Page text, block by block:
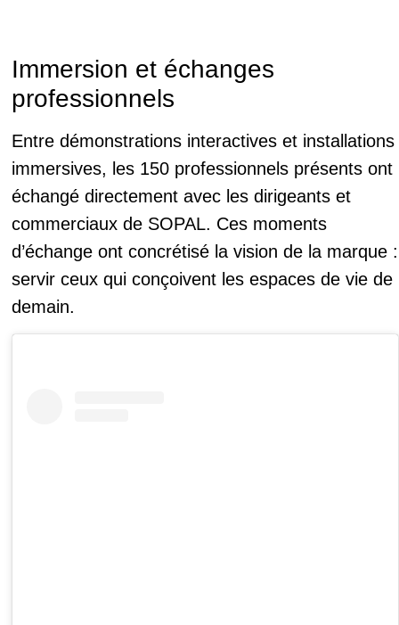
Immersion et échanges
professionnels
Entre démonstrations interactives et installations
immersives, les 150 professionnels présents ont
échangé directement avec les dirigeants et
commerciaux de SOPAL. Ces moments
d’échange ont concrétisé la vision de la marque :
servir ceux qui conçoivent les espaces de vie de
demain.